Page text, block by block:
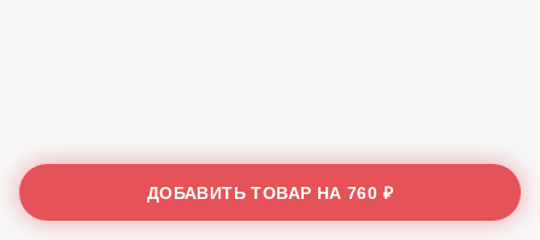
ДОБАВИТЬ ТОВАР НА760 ₽